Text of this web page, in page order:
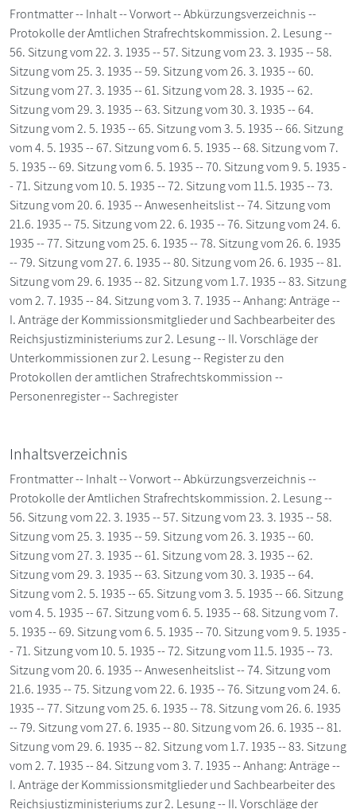
Frontmatter -- Inhalt -- Vorwort -- Abkürzungsverzeichnis --
Protokolle der Amtlichen Strafrechtskommission. 2. Lesung --
56. Sitzung vom 22. 3. 1935 -- 57. Sitzung vom 23. 3. 1935 -- 58.
Sitzung vom 25. 3. 1935 -- 59. Sitzung vom 26. 3. 1935 -- 60.
Sitzung vom 27. 3. 1935 -- 61. Sitzung vom 28. 3. 1935 -- 62.
Sitzung vom 29. 3. 1935 -- 63. Sitzung vom 30. 3. 1935 -- 64.
Sitzung vom 2. 5. 1935 -- 65. Sitzung vom 3. 5. 1935 -- 66. Sitzung
vom 4. 5. 1935 -- 67. Sitzung vom 6. 5. 1935 -- 68. Sitzung vom 7.
5. 1935 -- 69. Sitzung vom 6. 5. 1935 -- 70. Sitzung vom 9. 5. 1935 -
- 71. Sitzung vom 10. 5. 1935 -- 72. Sitzung vom 11.5. 1935 -- 73.
Sitzung vom 20. 6. 1935 -- Anwesenheitslist -- 74. Sitzung vom
21.6. 1935 -- 75. Sitzung vom 22. 6. 1935 -- 76. Sitzung vom 24. 6.
1935 -- 77. Sitzung vom 25. 6. 1935 -- 78. Sitzung vom 26. 6. 1935
-- 79. Sitzung vom 27. 6. 1935 -- 80. Sitzung vom 26. 6. 1935 -- 81.
Sitzung vom 29. 6. 1935 -- 82. Sitzung vom 1.7. 1935 -- 83. Sitzung
vom 2. 7. 1935 -- 84. Sitzung vom 3. 7. 1935 -- Anhang: Anträge --
I. Anträge der Kommissionsmitglieder und Sachbearbeiter des
Reichsjustizministeriums zur 2. Lesung -- II. Vorschläge der
Unterkommissionen zur 2. Lesung -- Register zu den
Protokollen der amtlichen Strafrechtskommission --
Personenregister -- Sachregister
Inhaltsverzeichnis
Frontmatter -- Inhalt -- Vorwort -- Abkürzungsverzeichnis --
Protokolle der Amtlichen Strafrechtskommission. 2. Lesung --
56. Sitzung vom 22. 3. 1935 -- 57. Sitzung vom 23. 3. 1935 -- 58.
Sitzung vom 25. 3. 1935 -- 59. Sitzung vom 26. 3. 1935 -- 60.
Sitzung vom 27. 3. 1935 -- 61. Sitzung vom 28. 3. 1935 -- 62.
Sitzung vom 29. 3. 1935 -- 63. Sitzung vom 30. 3. 1935 -- 64.
Sitzung vom 2. 5. 1935 -- 65. Sitzung vom 3. 5. 1935 -- 66. Sitzung
vom 4. 5. 1935 -- 67. Sitzung vom 6. 5. 1935 -- 68. Sitzung vom 7.
5. 1935 -- 69. Sitzung vom 6. 5. 1935 -- 70. Sitzung vom 9. 5. 1935 -
- 71. Sitzung vom 10. 5. 1935 -- 72. Sitzung vom 11.5. 1935 -- 73.
Sitzung vom 20. 6. 1935 -- Anwesenheitslist -- 74. Sitzung vom
21.6. 1935 -- 75. Sitzung vom 22. 6. 1935 -- 76. Sitzung vom 24. 6.
1935 -- 77. Sitzung vom 25. 6. 1935 -- 78. Sitzung vom 26. 6. 1935
-- 79. Sitzung vom 27. 6. 1935 -- 80. Sitzung vom 26. 6. 1935 -- 81.
Sitzung vom 29. 6. 1935 -- 82. Sitzung vom 1.7. 1935 -- 83. Sitzung
vom 2. 7. 1935 -- 84. Sitzung vom 3. 7. 1935 -- Anhang: Anträge --
I. Anträge der Kommissionsmitglieder und Sachbearbeiter des
Reichsjustizministeriums zur 2. Lesung -- II. Vorschläge der